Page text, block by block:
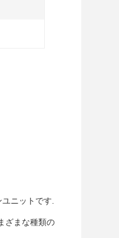
ニットです.
ざまな種類の